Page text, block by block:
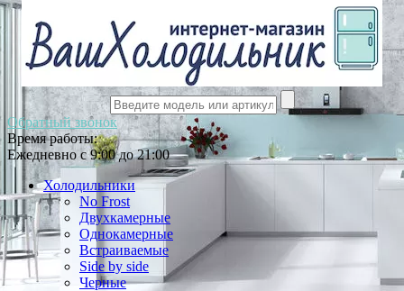
Обратный звонок
Время работы:
Ежедневно с 9:00 до 21:00
Холодильники
No Frost
Двухкамерные
Однокамерные
Встраиваемые
Side by side
Черные